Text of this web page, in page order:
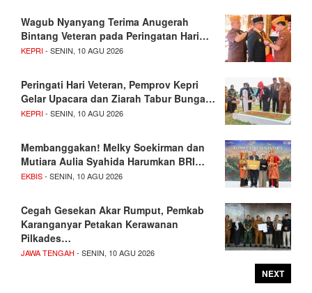
Wagub Nyanyang Terima Anugerah
Bintang Veteran pada Peringatan Hari…
KEPRI- SENIN, 10 AGU 2026
Peringati Hari Veteran, Pemprov Kepri
Gelar Upacara dan Ziarah Tabur Bunga…
KEPRI- SENIN, 10 AGU 2026
Membanggakan! Melky Soekirman dan
Mutiara Aulia Syahida Harumkan BRI…
EKBIS- SENIN, 10 AGU 2026
Cegah Gesekan Akar Rumput, Pemkab
Karanganyar Petakan Kerawanan
Pilkades…
JAWA TENGAH - SENIN, 10 AGU 2026
NEXT